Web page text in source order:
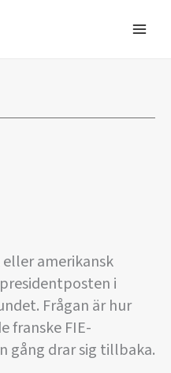
amerikansk
i
Frågan är hur
franske FIE-
gång drar sig tillbaka.